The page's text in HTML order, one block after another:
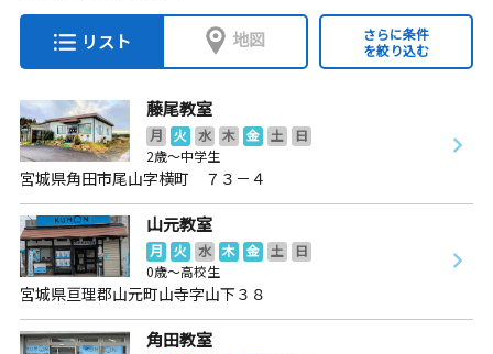
リスト 地図
さらに条件
を絞り込む
藤尾教室
月 火 水 木 金 土
日
2歳～中学生
宮城県角田市尾山字横町 ７３－４
山元教室
月 火 水 木 金 土
日
0歳～高校生
宮城県亘理郡山元町山寺字山下３８
角田教室